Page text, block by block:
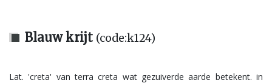
Blauw krijt (code:k124)
Lat. 'creta' van terra creta wat gezuiverde aarde betekent. in